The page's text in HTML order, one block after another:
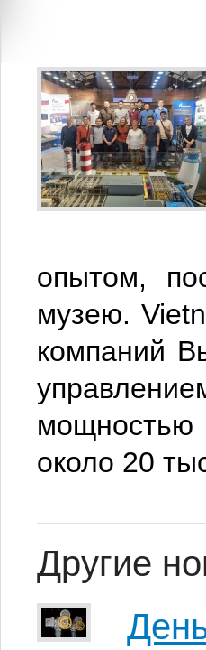
опытом,
музею.
компаний
около 20
Другие